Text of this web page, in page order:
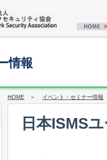
情報
HOME ＞ イベント・セミナー情報
日本ISMS